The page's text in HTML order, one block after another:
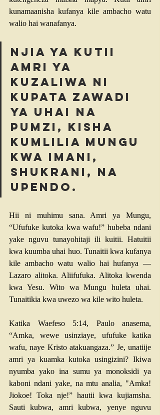
kunamaanisha kufanya kile ambacho watu
walio hai wanafanya.
Njia ya kutii
amri ya
kuzaliwa ni
kupata zawadi
ya uhai na
pumzi, kisha
kumlilia Mungu
kwa imani,
shukrani, na
upendo.
Hii ni muhimu sana. Amri ya Mungu,
“Ufufuke kutoka kwa wafu!” hubeba ndani
yake nguvu tunayohitaji ili kuitii. Hatuitii
kwa kuumba uhai huo. Tunaitii kwa kufanya
kile ambacho watu walio hai hufanya —
Lazaro alitoka. Aliifufuka. Alitoka kwenda
kwa Yesu. Wito wa Mungu huleta uhai.
Tunaitikia kwa uwezo wa kile wito huleta.
Katika Waefeso 5:14, Paulo anasema,
“Amka, wewe usinziaye, ufufuke katika
wafu, naye Kristo atakuangaza.” Je, unatiije
amri ya kuamka kutoka usingizini? Ikiwa
nyumba yako ina sumu ya monoksidi ya
kaboni ndani yake, na mtu analia, "Amka!
Jiokoe! Toka nje!” hautii kwa kujiamsha.
Sauti kubwa, amri kubwa, yenye nguvu